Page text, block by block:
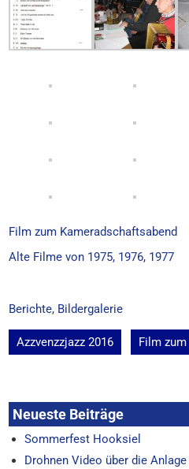
Film zum Kameradschaftsabend
Alte Filme von 1975, 1976, 1977
Berichte, Bildergalerie
Beitragsnavigation
Azzvenzzjazz 2016 Film
Neueste Beiträge
Sommerfest Hooksiel
Drohnen Video über die